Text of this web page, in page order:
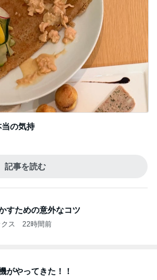
の気持
記事を読む
すための意外なコツ
ス 22時間前
がやってきた！！